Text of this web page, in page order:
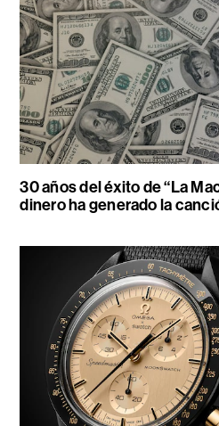
30 años del éxito de “La
dinero ha generado la